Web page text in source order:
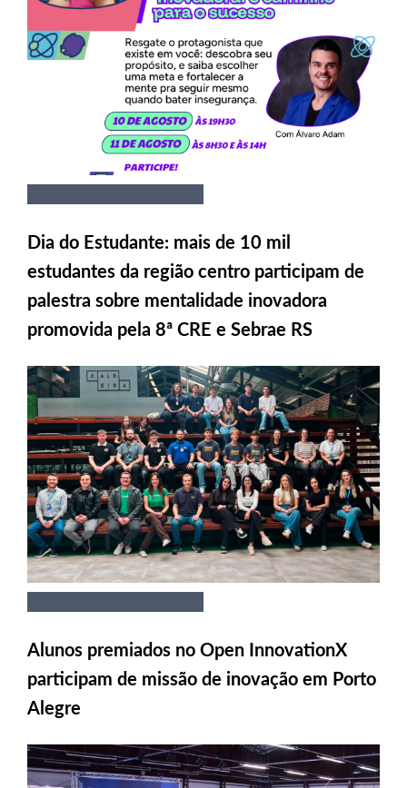
Dia do Estudante: mais de 10 mil
estudantes da região centro participam de
palestra sobre mentalidade inovadora
promovida pela 8ª CRE e Sebrae RS
Alunos premiados no Open InnovationX
participam de missão de inovação em Porto
Alegre